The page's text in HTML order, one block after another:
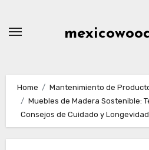
Home
Mantenimiento de
Muebles de Madera Sostenible:
Consejos de Cuidado y Longevidad